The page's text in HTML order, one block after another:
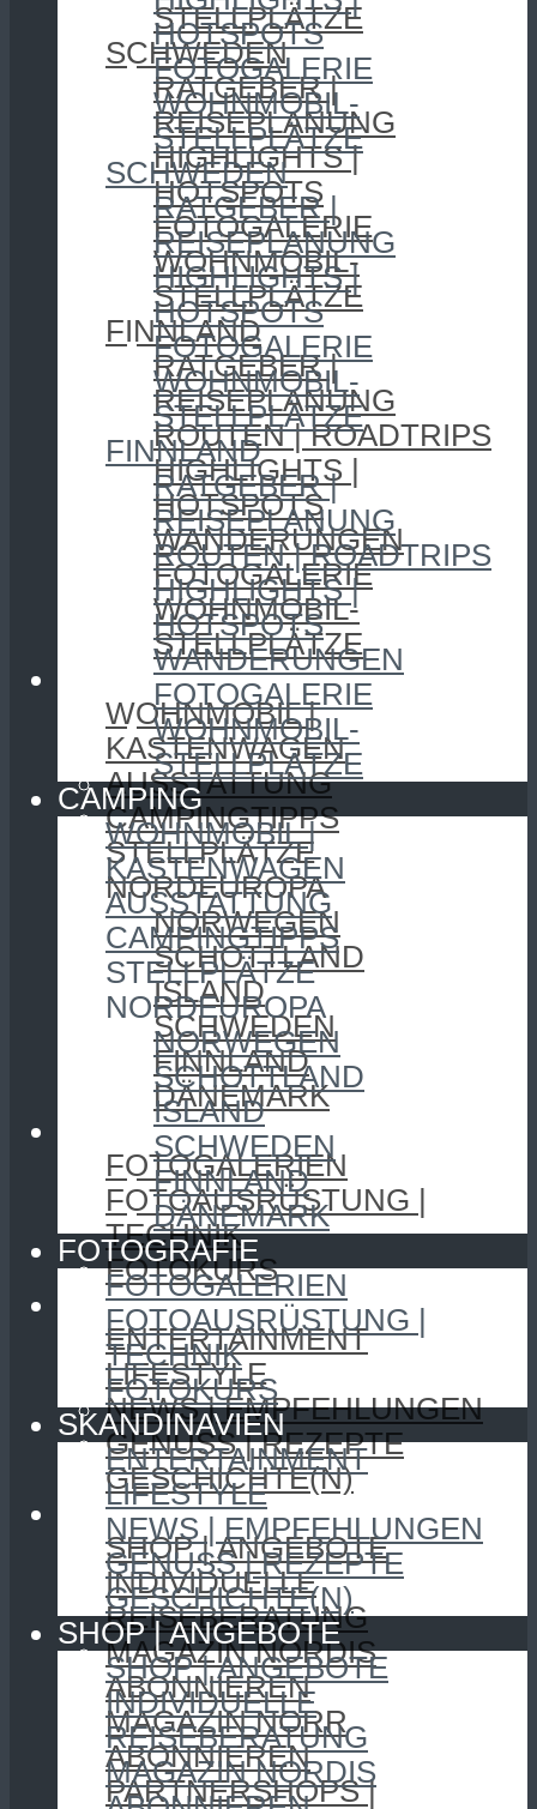
STELLPLÄTZE
SCHWEDEN
RATGEBER |
REISEPLANUNG
HIGHLIGHTS |
HOTSPOTS
FOTOGALERIE
WOHNMOBIL-
STELLPLÄTZE
FINNLAND
RATGEBER |
REISEPLANUNG
ROUTEN | ROADTRIPS
HIGHLIGHTS |
HOTSPOTS
WANDERUNGEN
FOTOGALERIE
WOHNMOBIL-
STELLPLÄTZE
CAMPING
WOHNMOBIL |
KASTENWAGEN
AUSSTATTUNG
CAMPINGTIPPS
STELLPLÄTZE
NORDEUROPA
NORWEGEN
SCHOTTLAND
ISLAND
SCHWEDEN
FINNLAND
DÄNEMARK
FOTOGRAFIE
FOTOGALERIEN
FOTOAUSRÜSTUNG |
TECHNIK
FOTOKURS
SKANDINAVIEN
ENTERTAINMENT
LIFESTYLE
NEWS | EMPFEHLUNGEN
GENUSS | REZEPTE
GESCHICHTE(N)
SHOP | ANGEBOTE
SHOP | ANGEBOTE
INDIVIDUELLE
REISEBERATUNG
MAGAZIN NORDIS
ABONNIEREN
MAGAZIN NORR
ABONNIEREN
PARTNERSHOPS |
HOTSPOTS
FOTOGALERIE
WOHNMOBIL-
STELLPLÄTZE
SCHWEDEN
RATGEBER |
REISEPLANUNG
HIGHLIGHTS |
HOTSPOTS
FOTOGALERIE
WOHNMOBIL-
STELLPLÄTZE
FINNLAND
RATGEBER |
REISEPLANUNG
ROUTEN | ROADTRIPS
HIGHLIGHTS |
HOTSPOTS
WANDERUNGEN
FOTOGALERIE
WOHNMOBIL-
STELLPLÄTZE
CAMPING
WOHNMOBIL |
KASTENWAGEN
AUSSTATTUNG
CAMPINGTIPPS
STELLPLÄTZE
NORDEUROPA
NORWEGEN
SCHOTTLAND
ISLAND
SCHWEDEN
FINNLAND
DÄNEMARK
FOTOGRAFIE
FOTOGALERIEN
FOTOAUSRÜSTUNG |
TECHNIK
FOTOKURS
SKANDINAVIEN
ENTERTAINMENT
LIFESTYLE
NEWS | EMPFEHLUNGEN
GENUSS | REZEPTE
GESCHICHTE(N)
SHOP | ANGEBOTE
SHOP | ANGEBOTE
INDIVIDUELLE
REISEBERATUNG
MAGAZIN NORDIS